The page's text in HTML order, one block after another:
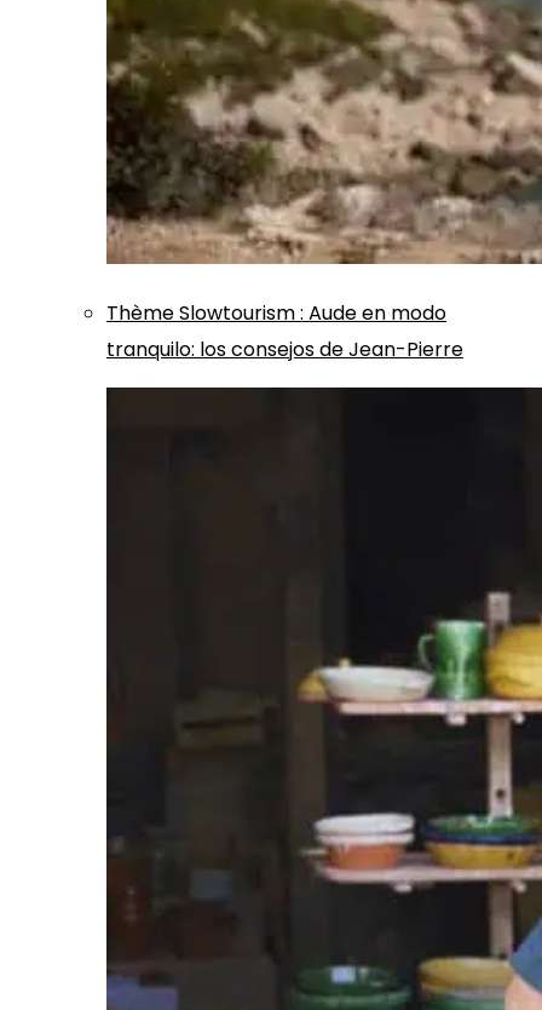
ThèmeSlowtourism: Aude en modo
tranquilo: los consejos de Jean-Pierre